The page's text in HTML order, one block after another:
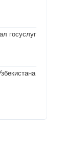
госуслуг